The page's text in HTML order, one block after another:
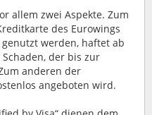
allem zwei Aspekte. Zum
des Eurowings
werden, haftet ab
der bis zur
anderen der
angeboten wird.